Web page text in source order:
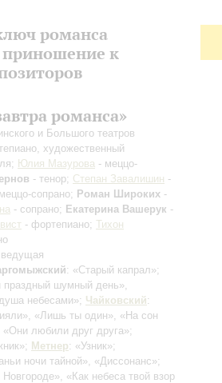
романса
к
романса»
и Большого театров
художественный
Юлия Мазурова - меццо-
- тенор; Степан Завалишин -
сопрано; Роман Широких -
- сопрано; Екатерина Вашерук -
- фортепиано; Тихон
: «Старый капрал»;
праздный шумный день»,
небесами»; Чайковский:
«Лишь ты один», «На сон
«Они любили друг друга»;
Метнер: «Узник»;
ночи тайной», «Диссонанс»;
«Как небеса твой взор